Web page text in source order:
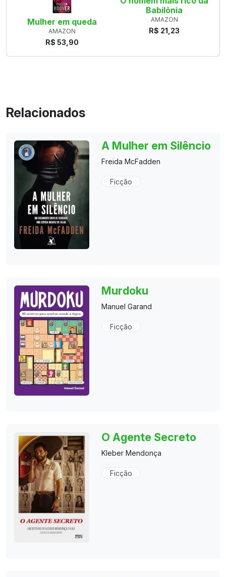
Mulher em queda
AMAZON
R$ 53,90
Babilônia
AMAZON
R$ 21,23
Relacionados
A Mulher em Silêncio
Freida McFadden
Ficção
Murdoku
Manuel Garand
Ficção
O Agente Secreto
Kleber Mendonça
Ficção